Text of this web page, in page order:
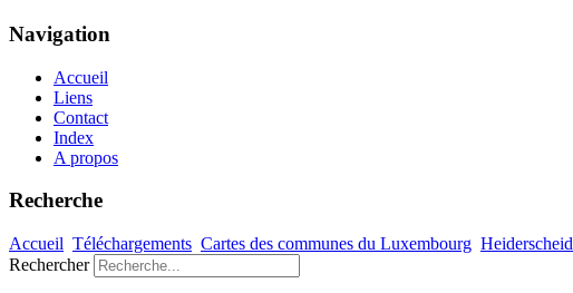
Navigation
Accueil
Liens
Contact
Index
A propos
Recherche
Accueil Téléchargements Cartes des communes du Luxembourg Heiderscheid
Rechercher